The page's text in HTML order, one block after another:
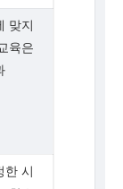
맞지
육은
한 시